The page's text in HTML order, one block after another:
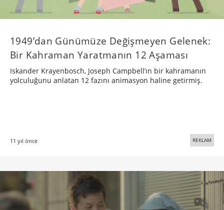
1949’dan Günümüze Değişmeyen Gelenek:
Bir Kahraman Yaratmanın 12 Aşaması
Iskander Krayenbosch, Joseph Campbell’ın bir kahramanın
yolculuğunu anlatan 12 fazını animasyon haline getirmiş.
11 yıl önce REKLAM